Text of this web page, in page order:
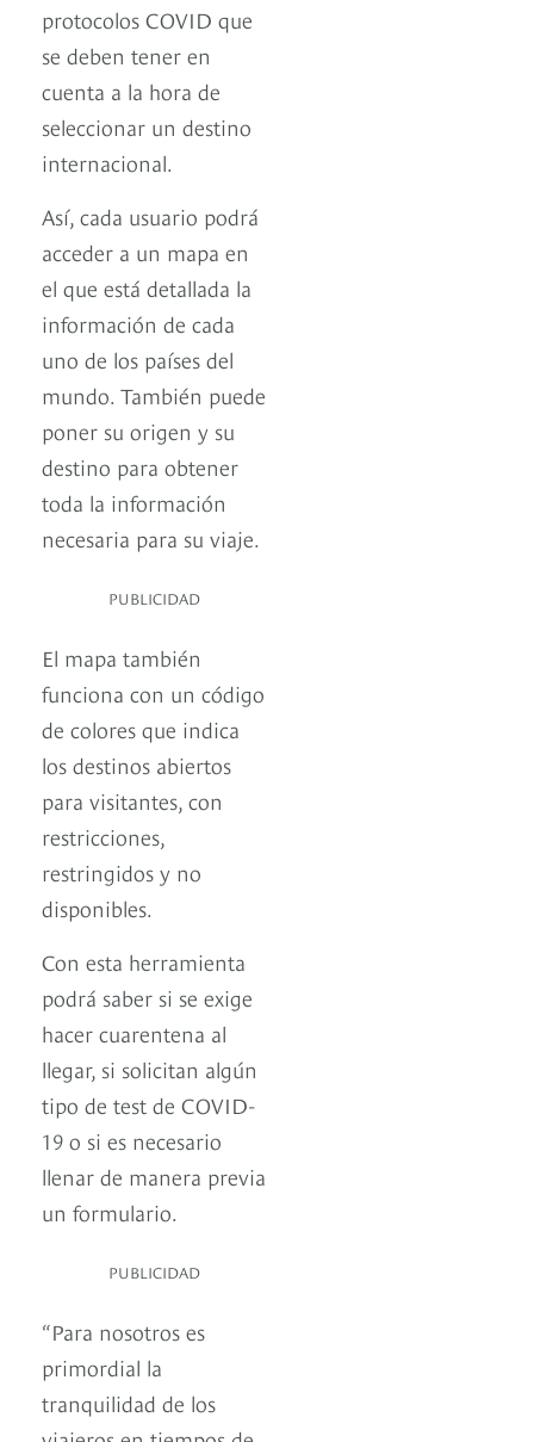
protocolos COVID que
se deben tener en
cuenta a la hora de
seleccionar un destino
internacional.
Así, cada usuario podrá
acceder a un mapa en
el que está detallada la
información de cada
uno de los países del
mundo. También puede
poner su origen y su
destino para obtener
toda la información
necesaria para su viaje.
PUBLICIDAD
El mapa también
funciona con un código
de colores que indica
los destinos abiertos
para visitantes, con
restricciones,
restringidos y no
disponibles.
Con esta herramienta
podrá saber si se exige
hacer cuarentena al
llegar, si solicitan algún
tipo de test de COVID-
19 o si es necesario
llenar de manera previa
un formulario.
PUBLICIDAD
“Para nosotros es
primordial la
tranquilidad de los